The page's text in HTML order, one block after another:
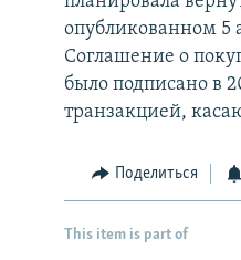
опубликованном 5
Соглашение о
было подписано в
транзакцией,
Поделиться
This item is part of